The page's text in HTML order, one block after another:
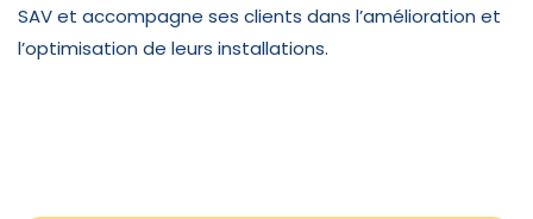
SAV et accompagne ses clients dans l’amélioration et
l’optimisation de leurs installations.